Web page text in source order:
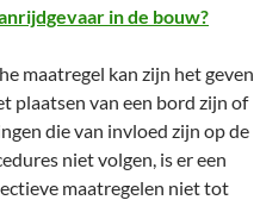
in de bouw?
maatregel kan zijn het geven
plaatsen van een bord zijn of
die van invloed zijn op de
niet volgen, is er een
maatregelen niet tot